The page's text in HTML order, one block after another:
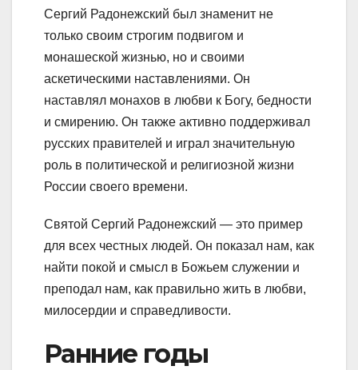
Сергий Радонежский был знаменит не
только своим строгим подвигом и
монашеской жизнью, но и своими
аскетическими наставлениями. Он
наставлял монахов в любви к Богу, бедности
и смирению. Он также активно поддерживал
русских правителей и играл значительную
роль в политической и религиозной жизни
России своего времени.
Святой Сергий Радонежский — это пример
для всех честных людей. Он показал нам, как
найти покой и смысл в Божьем служении и
преподал нам, как правильно жить в любви,
милосердии и справедливости.
Ранние годы